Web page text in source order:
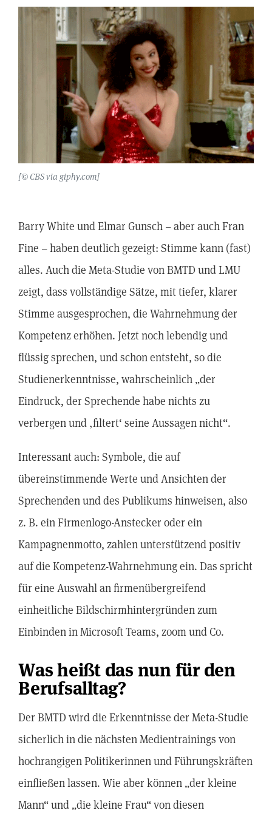
[© CBS via giphy.com]
Barry White und Elmar Gunsch – aber auch Fran
Fine – haben deutlich gezeigt: Stimme kann (fast)
alles. Auch die Meta-Studie von BMTD und LMU
zeigt, dass vollständige Sätze, mit tiefer, klarer
Stimme ausgesprochen, die Wahrnehmung der
Kompetenz erhöhen. Jetzt noch lebendig und
flüssig sprechen, und schon entsteht, so die
Studienerkenntnisse, wahrscheinlich „der
Eindruck, der Sprechende habe nichts zu
verbergen und ‚filtert‘ seine Aussagen nicht“.
Interessant auch: Symbole, die auf
übereinstimmende Werte und Ansichten der
Sprechenden und des Publikums hinweisen, also
z. B. ein Firmenlogo-Anstecker oder ein
Kampagnenmotto, zahlen unterstützend positiv
auf die Kompetenz-Wahrnehmung ein. Das spricht
für eine Auswahl an firmenübergreifend
einheitliche Bildschirmhintergründen zum
Einbinden in Microsoft Teams, zoom und Co.
Was heißt das nun für den
Berufsalltag?
Der BMTD wird die Erkenntnisse der Meta-Studie
sicherlich in die nächsten Medientrainings von
hochrangigen Politikerinnen und Führungskräften
einfließen lassen. Wie aber können „der kleine
Mann“ und „die kleine Frau“ von diesen